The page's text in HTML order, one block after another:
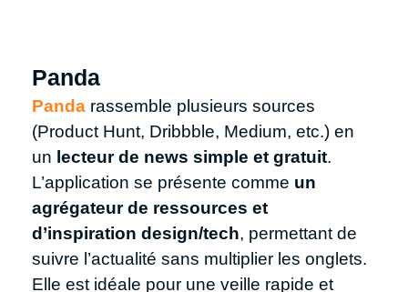
Panda
Panda rassemble plusieurs sources
(Product Hunt, Dribbble, Medium, etc.) en
un lecteur de news simple et gratuit.
L’application se présente comme un
agrégateur de ressources et
d’inspiration design/tech, permettant de
suivre l’actualité sans multiplier les onglets.
Elle est idéale pour une veille rapide et